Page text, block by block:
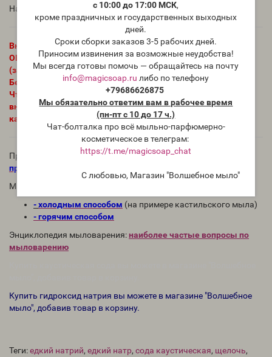
с 10:00 до 17:00 МСК,
кроме праздничных и государственных выходных
дней.
Сроки сборки заказов 3-5 рабочих дней.
Приносим извинения за возможные неудобства!
Мы всегда готовы помочь — обращайтесь на почту
info@magicsoap.ru либо по телефону
+79686626875
Мы обязательно ответим вам в рабочее время
(пн-пт с 10 до 17 ч.)
Чат-болталка про всё мыльно-парфюмерно-
косметическое в телеграм:
https://t.me/magicsoap_chat
С любовью, Магазин "Волшебное мыло"
На упаковке щелочи указываетсядата фасовки
Внимание! Опасное вещество! При использовании
ОБЯЗАТЕЛЬНО соблюдение мер предосторожности
(защитные очки для глаз, респиратор, перчатки)
Беречь от детей и животных!
Чтобы мыло получилось безопасным необходим
внимательный расчёт количества гидроксида натрия на
калькуляторе щелочи!
Про правильное хранение щелочи можно прочитать тут:
правильно хранить щёлочь для мыла с нуля
Мастер-класс по изготовлению твёрдого мыла с нуля:
-холодным способом (на примере кастильского мыла)
- горячим способом
Энциклопедия мыловарения:наиболее частые вопросы по
мыловарению
Купить гидроксид натрия вы можете в магазине "Волшебное
мыло", добавив товар в корзину.
Теги:едкий натрий, едкий натр, сода каустическая, щелочь,